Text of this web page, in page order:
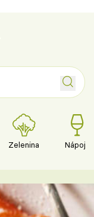
Zelenina Nápoje